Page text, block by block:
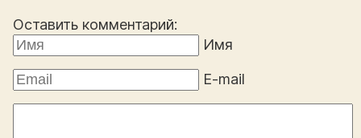
Оставить комментарий:
Имя
E-mail